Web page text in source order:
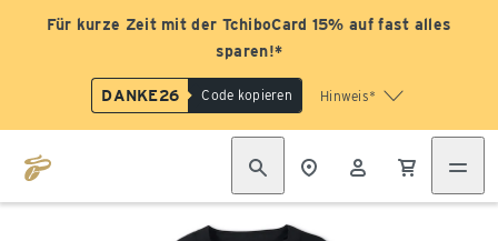
Für kurze Zeit mit der TchiboCard 15% auf fast alles
sparen!*
DANKE26 Code kopieren Hinweis*